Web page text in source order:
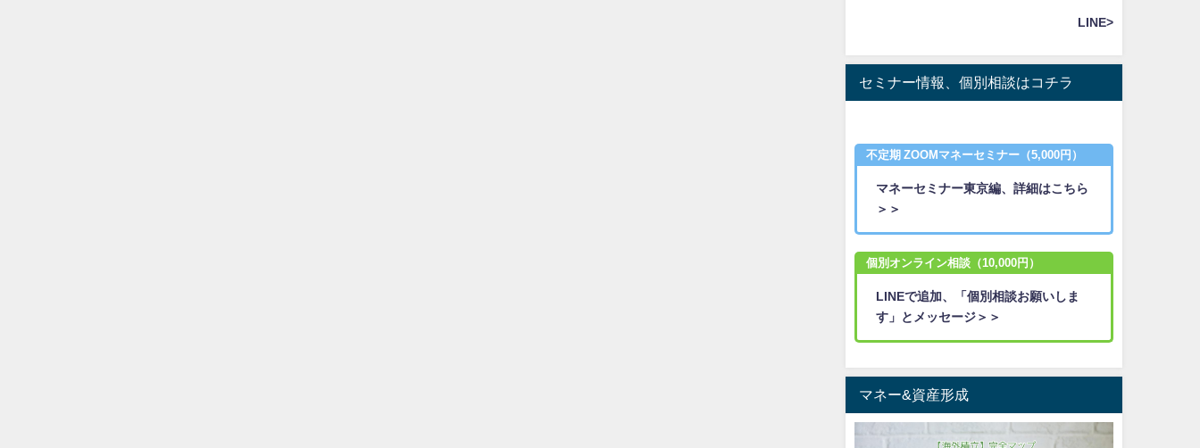
LINE>
セミナー情報、個別相談はコチラ
不定期 ZOOMマネーセミナー（5,000円）
マネーセミナー東京編、詳細はこちら
＞＞
個別オンライン相談（10,000円）
LINEで追加、「個別相談お願いしま
す」とメッセージ＞＞
マネー&資産形成